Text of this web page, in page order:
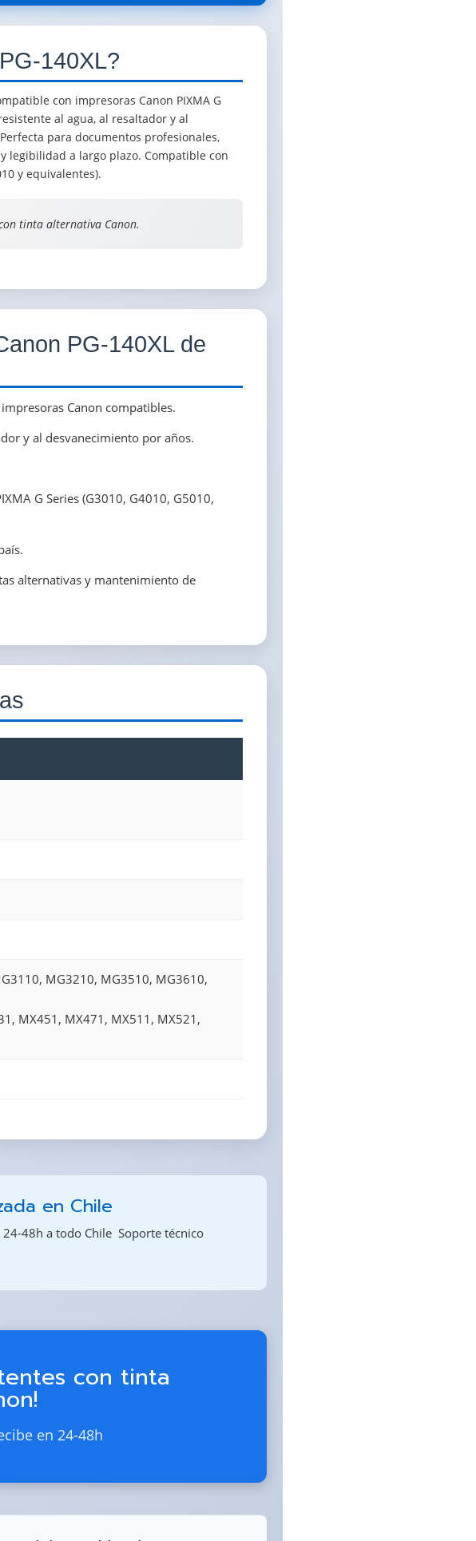
140XL?
con impresoras Canon PIXMA G
al agua, al resaltador y al
para documentos profesionales,
legibilidad a largo plazo. Compatible con
y equivalentes).
tinta alternativa Canon.
PG-140XL de
Canon compatibles.
y al desvanecimiento por años.
G Series (G3010, G4010, G5010,
alternativas y mantenimiento de
MG3210, MG3510, MG3610,
MX451, MX471, MX511, MX521,
en Chile
48h a todo Chile  Soporte técnico
con tinta
en 24-48h